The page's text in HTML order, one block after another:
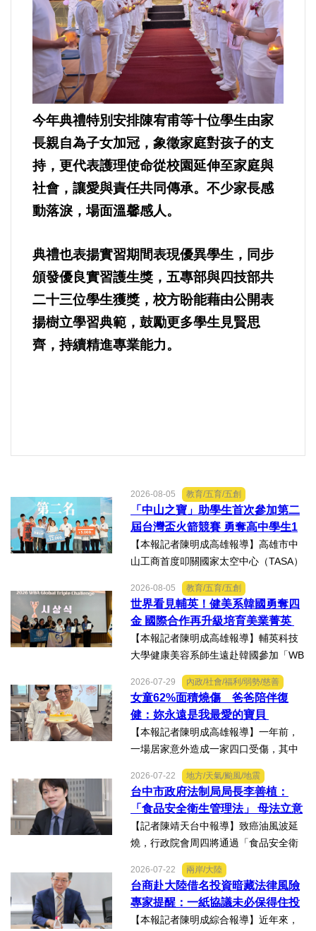
今年典禮特別安排陳宥甫等十位學生由家
長親自為子女加冠，象徵家庭對孩子的支
持，更代表護理使命從校園延伸至家庭與
社會，讓愛與責任共同傳承。不少家長感
動落淚，場面溫馨感人。
典禮也表揚實習期間表現優異學生，同步
頒發優良實習護生獎，五專部與四技部共
二十三位學生獲獎，校方盼能藉由公開表
揚樹立學習典範，鼓勵更多學生見賢思
齊，持續精進專業能力。
2026-08-05 教育/五育/五創
「中山之寶」助學生首次參加第二
屆台灣盃火箭競賽 勇奪高中學生1
K組亞軍
【本報記者陳明成高雄報導】高雄市中
山工商首度叩關國家太空中心（TASA）
一路過關斬將，順利完成火箭發射，並
將全箭完整回收，勇奪高中學生1K組亞
軍，表現亮眼。陳國清...
2026-08-05 教育/五育/五創
世界看見輔英！健美系韓國勇奪四
金 國際合作再升級培育美業菁英
【本報記者陳明成高雄報導】輔英科技
大學健康美容系師生遠赴韓國參加「WB
賽」及「2026WBAGlobalTripleChallen
ge全球美學現場賽」，展現紮實專業實
力，師生聯手勇奪四金、...
2026-07-29 內政/社會/福利/弱勢/慈善
女童62%面積燒傷 爸爸陪伴復
健：妳永遠是我最愛的寶貝
【本報記者陳明成高雄報導】一年前，
一場居家意外造成一家四口受傷，其中
燒傷，在加護病房搶救超過兩個月，並
歷經在陽光基金會近一年的漫長復復健
及陪伴下，芸芸將於八月重返...
2026-07-22 地方/天氣/颱風/地震
台中市政府法制局局長李善植：
「食品安全衛生管理法」 母法立意
良善但子法標準過於寬鬆、處罰欠
缺嚇阻力、第一線缺乏足夠的人力
【記者陳靖天台中報導】致癌油風波延
燒，行政院會周四將通過「食品安全衛
說明十大修法重點，其中增訂地方主管
機關風險導向查核機制、強化業者異常
通報責任及加重通報不實處...
2026-07-22 兩岸/大陸
台商赴大陸借名投資暗藏法律風險
專家提醒：一紙協議未必保得住投
資權益
【本報記者陳明成綜合報導】近年來，